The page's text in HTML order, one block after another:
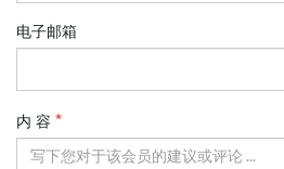
电子邮箱
内 容